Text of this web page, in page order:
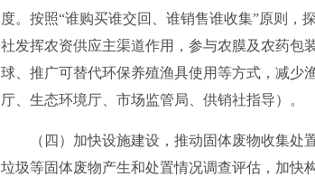
度。按照“谁购买谁交回、谁销售谁收集”原则，
社发挥农资供应主渠道作用，参与农膜及农药包
球、推广可替代环保养殖渔具使用等方式，减少
厅、生态环境厅、市场监管局、供销社指导）。
（四）加快设施建设，推动固体废物收集处
垃圾等固体废物产生和处置情况调查评估，加快